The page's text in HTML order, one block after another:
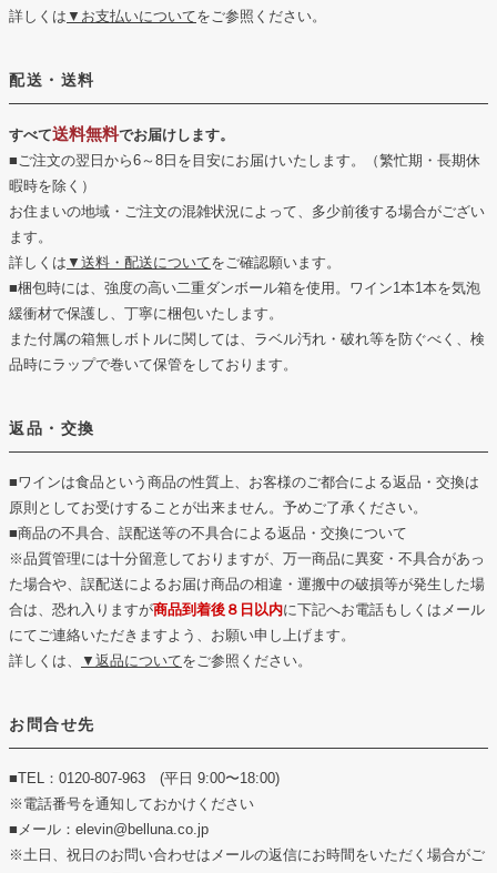
詳しくは ▼お支払いについてをご参照ください。
配送・送料
すべて送料無料でお届けします。
■ご注文の翌日から6～8日を目安にお届けいたします。（繁忙期・長期休
暇時を除く）
お住まいの地域・ご注文の混雑状況によって、多少前後する場合がござい
ます。
詳しくは ▼送料・配送についてをご確認願います。
■梱包時には、強度の高い二重ダンボール箱を使用。ワイン1本1本を気泡
緩衝材で保護し、丁寧に梱包いたします。
また付属の箱無しボトルに関しては、ラベル汚れ・破れ等を防ぐべく、検
品時にラップで巻いて保管をしております。
返品・交換
■ワインは食品という商品の性質上、お客様のご都合による返品・交換は
原則としてお受けすることが出来ません。予めご了承ください。
■商品の不具合、誤配送等の不具合による返品・交換について
※品質管理には十分留意しておりますが、万一商品に異変・不具合があっ
た場合や、誤配送によるお届け商品の相違・運搬中の破損等が発生した場
合は、恐れ入りますが商品到着後８日以内に下記へお電話もしくはメール
にてご連絡いただきますよう、お願い申し上げます。
詳しくは、
▼返品についてをご参照ください。
お問合せ先
■TEL：0120-807-963 (平日 9:00〜18:00)
※電話番号を通知しておかけください
■メール：elevin@belluna.co.jp
※土日、祝日のお問い合わせはメールの返信にお時間をいただく場合がご